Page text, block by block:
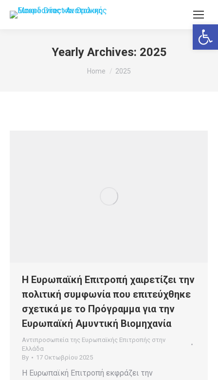
Yearly Archives: 2025
You are here:
Home 2025
Η Ευρωπαϊκή Επιτροπή χαιρετίζει την
πολιτική συμφωνία που επιτεύχθηκε
σχετικά με το Πρόγραμμα για την
Ευρωπαϊκή Αμυντική Βιομηχανία
Αντιπροσωπεία της Ευρωπαϊκής Επιτροπής στην
Ελλάδα
By
17 Οκτωβρίου 2025
Η Ευρωπαϊκή Επιτροπή εκφράζει την